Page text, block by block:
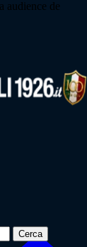
audience de
Cerca